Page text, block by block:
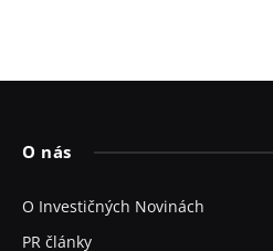
O nás
O Investičných Novinách
PR články